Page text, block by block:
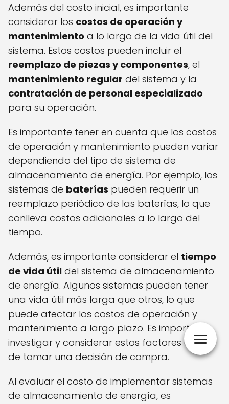
Además del costo inicial, es importante
considerar los costos de operación y
mantenimiento a lo largo de la vida útil del
sistema. Estos costos pueden incluir el
reemplazo de piezas y componentes, el
mantenimiento regular del sistema y la
contratación de personal especializado
para su operación.
Es importante tener en cuenta que los costos
de operación y mantenimiento pueden variar
dependiendo del tipo de sistema de
almacenamiento de energía. Por ejemplo, los
sistemas de baterías pueden requerir un
reemplazo periódico de las baterías, lo que
conlleva costos adicionales a lo largo del
tiempo.
Además, es importante considerar el tiempo
de vida útil del sistema de almacenamiento
de energía. Algunos sistemas pueden tener
una vida útil más larga que otros, lo que
puede afectar los costos de operación y
mantenimiento a largo plazo. Es importante
investigar y considerar estos factores antes
de tomar una decisión de compra.
Al evaluar el costo de implementar sistemas
de almacenamiento de energía, es